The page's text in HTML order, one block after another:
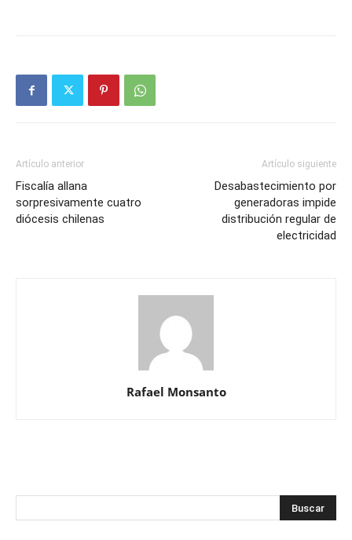
Artículo anterior
Fiscalía allana
sorpresivamente cuatro
diócesis chilenas
Artículo siguiente
Desabastecimiento por
generadoras impide
distribución regular de
electricidad
Rafael Monsanto